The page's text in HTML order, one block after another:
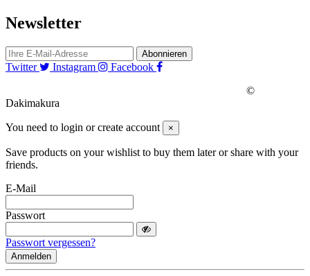
Newsletter
Abonnieren
Twitter Instagram
Facebook
©
Dakimakura
You need to login or create account ×
Save products on your wishlist to buy them later or share with your
friends.
E-Mail
Passwort
Passwort vergessen?
Anmelden